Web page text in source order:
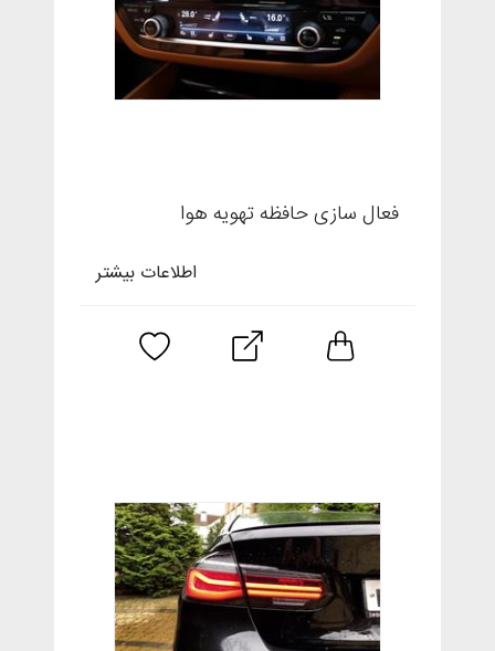
فعال سازی حافظه تهویه هوا
اطلاعات بیشتر